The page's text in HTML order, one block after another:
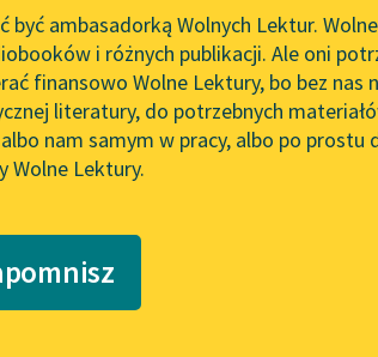
PMH
Wolnych Lektur
w formacie PDF
Zasady
Wolnych
Logotypy
Materiały
ambasadorką Wolnych Lektur. Wolne
i różnych publikacji. Ale oni
finansowo Wolne Lektury, bo bez nas
literatury, do potrzebnych
nam samym w pracy, albo po prostu
Wolne Lektury.